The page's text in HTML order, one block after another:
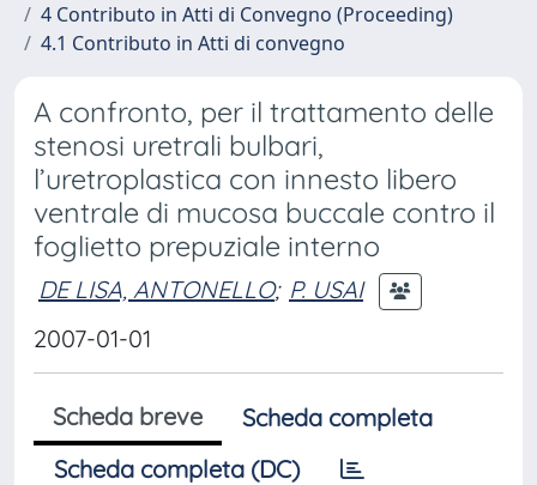
4 Contributo in Atti di Convegno (Proceeding)
4.1 Contributo in Atti di convegno
A confronto, per il trattamento delle
stenosi uretrali bulbari,
l’uretroplastica con innesto libero
ventrale di mucosa buccale contro il
foglietto prepuziale interno
DE LISA, ANTONELLO; P. USAI
2007-01-01
Scheda breve
Scheda completa
Scheda completa (DC)